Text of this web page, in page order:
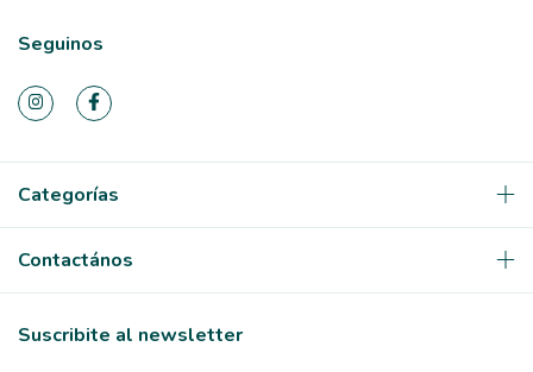
Seguinos
Categorías
Contactános
Suscribite al newsletter